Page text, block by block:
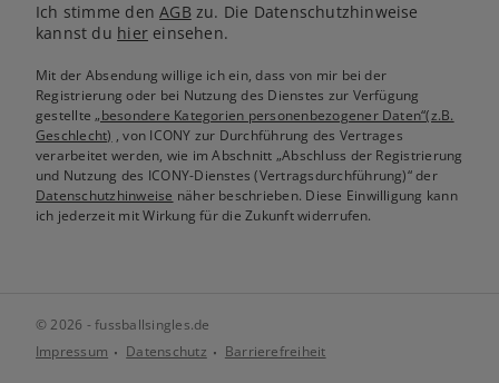
Ich stimme denAGB zu. Die Datenschutzhinweise
kannst du hiereinsehen.
Mit der Absendung willige ich ein, dass von mir bei der
Registrierung oder bei Nutzung des Dienstes zur Verfügung
gestellte„besondere Kategorien personenbezogener Daten“(z.B.
Geschlecht) , von ICONY zur Durchführung des Vertrages
verarbeitet werden, wie im Abschnitt „Abschluss der Registrierung
und Nutzung des ICONY-Dienstes (Vertragsdurchführung)“ der
Datenschutzhinweise näher beschrieben. Diese Einwilligung kann
ich jederzeit mit Wirkung für die Zukunft widerrufen.
© 2026 - fussballsingles.de
Impressum
Datenschutz Barrierefreiheit